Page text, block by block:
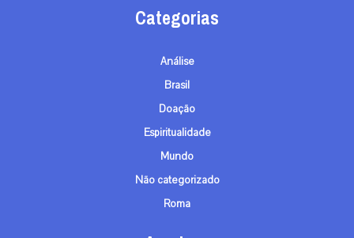
Categorias
Análise
Brasil
Doação
Espiritualidade
Mundo
Não categorizado
Roma